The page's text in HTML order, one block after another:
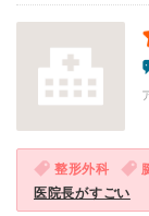
整形外科
医院長がすごい